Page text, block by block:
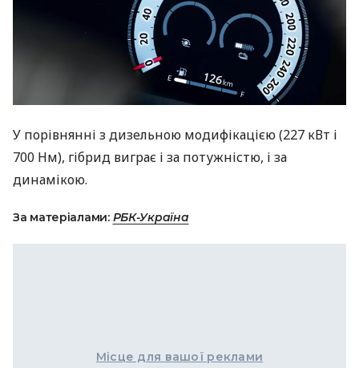
У порівнянні з дизельною модифікацією (227 кВт і
700 Нм), гібрид виграє і за потужністю, і за
динамікою.
За матеріалами: РБК-Україна
Місце для вашої реклами